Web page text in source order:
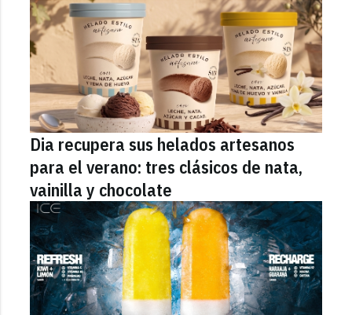
Dia recupera sus helados artesanos
para el verano: tres clásicos de nata,
vainilla y chocolate